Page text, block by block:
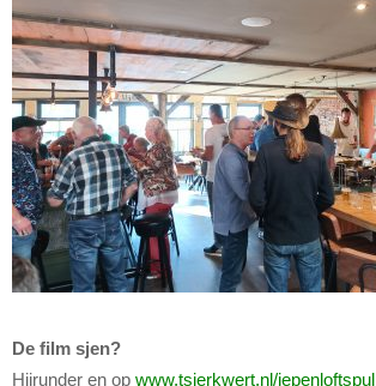
De film sjen?
Hjirunder en op www.tsjerkwert.nl/iepenloftspul